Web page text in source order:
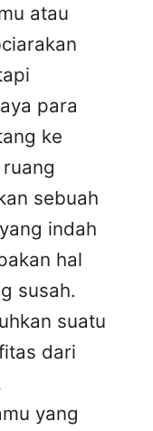
atau
para
ke
sebuah
indah
hal
susah.
suatu
dari
yang